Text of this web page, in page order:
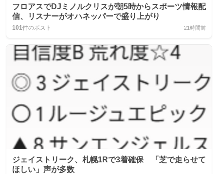
フロアスでDJミノルクリスが朝5時からスポーツ情報配
信、リスナーがオハネッパーで盛り上がり
101件のポスト 21時間前
ジェイストリーク、札幌1Rで3着確保 「芝で走らせて
ほしい」声が多数